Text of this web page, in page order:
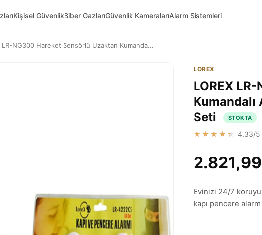
Kişisel GüvenlikBiber GazlarıGüvenlik KameralarıAlarm Sistemleri
LR-NG300 Hareket Sensörlü Uzaktan Kumanda...
LOREX
LOREX
Kumandalı
Seti
STOKTA
★★★★★ 4.33/5
Evinizi 24/7
kapı pencere